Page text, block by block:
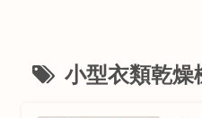
小型衣類乾燥